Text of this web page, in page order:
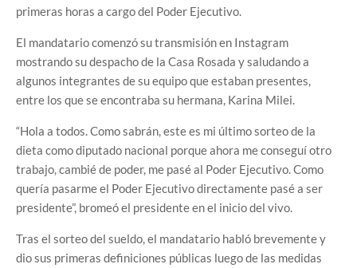
primeras horas a cargo del Poder Ejecutivo.
El mandatario comenzó su transmisión en Instagram
mostrando su despacho de la Casa Rosada y saludando a
algunos integrantes de su equipo que estaban presentes,
entre los que se encontraba su hermana, Karina Milei.
“Hola a todos. Como sabrán, este es mi último sorteo de la
dieta como diputado nacional porque ahora me conseguí otro
trabajo, cambié de poder, me pasé al Poder Ejecutivo. Como
quería pasarme el Poder Ejecutivo directamente pasé a ser
presidente”, bromeó el presidente en el inicio del vivo.
Tras el sorteo del sueldo, el mandatario habló brevemente y
dio sus primeras definiciones públicas luego de las medidas